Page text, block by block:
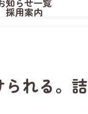
採用案内
れる。詰